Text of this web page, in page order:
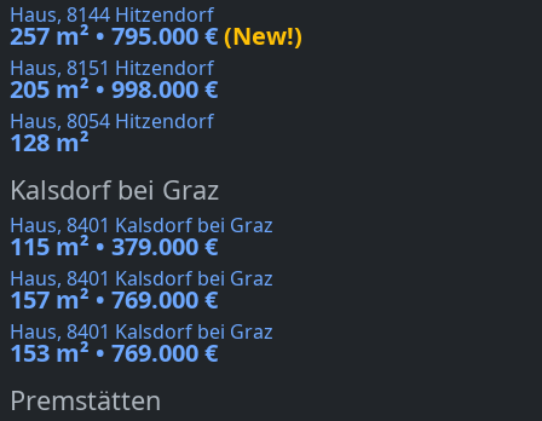
Haus, 8144 Hitzendorf
257 m² • 795.000 €(New!)
Haus, 8151 Hitzendorf
205 m² • 998.000 €
Haus, 8054 Hitzendorf
128 m²
Kalsdorf bei Graz
Haus, 8401 Kalsdorf bei Graz
115 m² • 379.000 €
Haus, 8401 Kalsdorf bei Graz
157 m² • 769.000 €
Haus, 8401 Kalsdorf bei Graz
153 m² • 769.000 €
Premstätten